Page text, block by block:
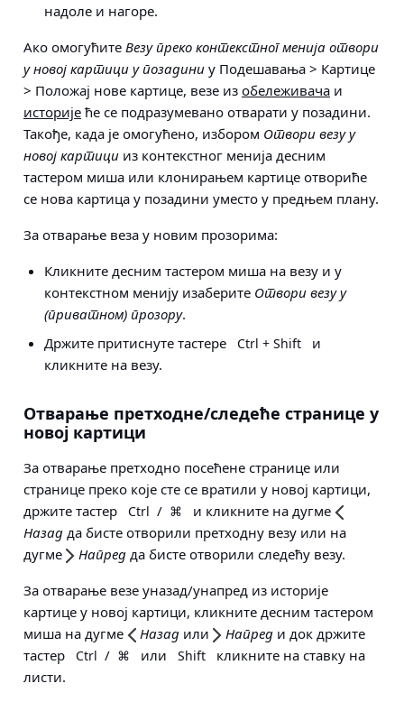
надоле и нагоре.
Ако омогућите Везу преко контекстног менија отвори
у новој картици у позадини у Подешавања > Картице
> Положај нове картице, везе из обележивача и
историје ће се подразумевано отварати у позадини.
Такође, када је омогућено, избором Отвори везу у
новој картици из контекстног менија десним
тастером миша или клонирањем картице отвориће
се нова картица у позадини уместо у предњем плану.
За отварање веза у новим прозорима:
Кликните десним тастером миша на везу и у
контекстном менију изаберите Отвори везу у
(приватном) прозору.
Држите притиснуте тастере
Ctrl + Shift
и
кликните на везу.
Отварање претходне/следеће странице у
новој картици
За отварање претходно посећене странице или
странице преко које сте се вратили у новој картици,
држите тастер
Ctrl / ⌘
и кликните на дугме
Назад да бисте отворили претходну везу или на
дугме
Напред да бисте отворили следећу везу.
За отварање везе уназад/унапред из историје
картице у новој картици, кликните десним тастером
миша на дугме
Назад или Напред и док држите
тастер
Ctrl / ⌘ или Shift
кликните на ставку на
листи.